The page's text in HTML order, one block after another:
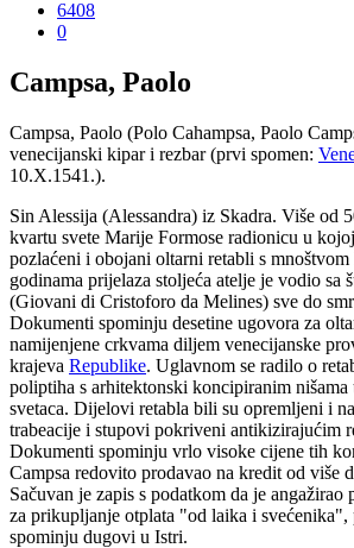
6408
0
Campsa, Paolo
Campsa, Paolo (Polo Cahampsa, Paolo
venecijanski kipar i rezbar (prvi spomen:
10.X.1541.).
Sin Alessija (Alessandra) iz Skadra. Više od
kvartu svete Marije Formose radionicu u
pozlaćeni i obojani oltarni retabli s
godinama prijelaza stoljeća atelje je vodio sa
(Giovani di Cristoforo da Melines) sve do
Dokumenti spominju desetine ugovora za
namijenjene crkvama diljem venecijanske
krajeva Republike. Uglavnom se radilo o
poliptiha s arhitektonski koncipiranim
svetaca. Dijelovi retabla bili su opremljeni i
trabeacije i stupovi pokriveni antikizirajućim
Dokumenti spominju vrlo visoke cijene tih
Campsa redovito prodavao na kredit od više
Sačuvan je zapis s podatkom da je angažirao
za prikupljanje otplata "od laika i svećenika",
spominju dugovi u Istri.